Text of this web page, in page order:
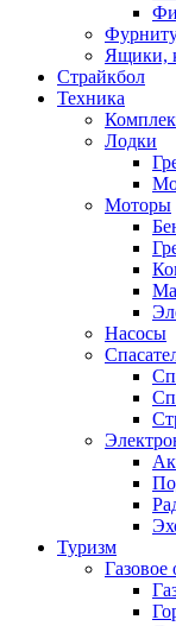
Ящики,
Страйкбол
Техника
Лодки
Моторы
Насосы
Туризм
Газовое